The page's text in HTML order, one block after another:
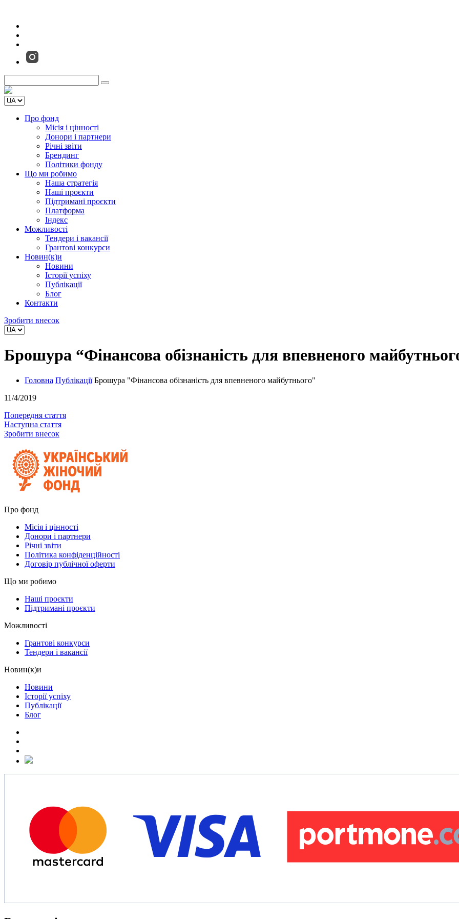
Про фонд
Місія і цінності
Донори і партнери
Річні звіти
Брендинг
Політики фонду
Що ми робимо
Наша стратегія
Наші проєкти
Підтримані проєкти
Платформа
Індекс
Можливості
Тендери і вакансії
Грантові конкурси
Новин(к)и
Новини
Історії успіху
Публікації
Блог
Контакти
Зробити внесок
Брошура “Фінансова обізнаність для впевненого
Головна Публікації Брошура "Фінансова обізнаність для впевненого майбутнього"
11/4/2019
Попередня стаття
Наступна стаття
Зробити внесок
Про фонд
Місія і цінності
Донори і партнери
Річні звіти
Політика конфіденційності
Договір публічної оферти
Що ми робимо
Наші проєкти
Підтримані проєкти
Можливості
Грантові конкурси
Тендери і вакансії
Новин(к)и
Новини
Історії успіху
Публікації
Блог